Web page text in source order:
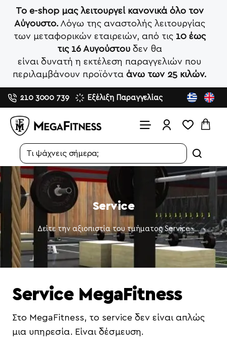
Το e-shop μας λειτουργεί κανονικά όλο τον
Αύγουστο.Λόγω της αναστολής λειτουργίας
των μεταφορικών εταιρειών, από τις 10 έως
τις 16 Αυγούστουδεν θα
είναι δυνατή η εκτέλεση παραγγελιών που
περιλαμβάνουν προϊόντα άνω των 25 κιλών.
210 3000 739 Εξέλιξη Παραγγελίας
Search...
Service
Δείτε την αξιοπιστία του τμήματος Service
Service MegaFitness
Στο MegaFitness, το service δεν είναι απλώς
μια υπηρεσία. Είναι δέσμευση.